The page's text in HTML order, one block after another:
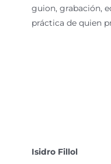
guion, grabación,
práctica de quien
Isidro Fillol